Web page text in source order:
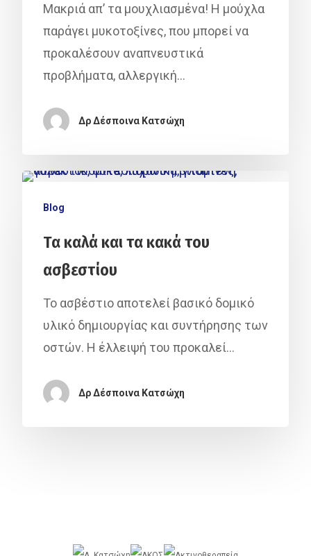
Μακριά απ’ τα μουχλιασμένα! Η μούχλα
παράγει μυκοτοξίνες, που μπορεί να
προκαλέσουν αναπνευστικά
προβλήματα, αλλεργική…
Δρ Δέσποινα Κατσώχη
Blog
Τα καλά και τα κακά του
ασβεστίου
Το ασβέστιο αποτελεί βασικό δομικό
υλικό δημιουργίας και συντήρησης των
οστών. Η έλλειψή του προκαλεί…
Δρ Δέσποινα Κατσώχη